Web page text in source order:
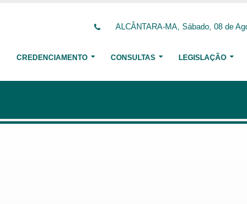
ALCÂNTARA-MA, Sábado, 08 de
CREDENCIAMENTO CONSULTAS LEGISLAÇÃO